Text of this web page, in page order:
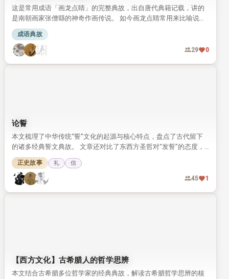
这是常用成语「画龙点睛」的完整典故，出自唐代典籍记载，讲的
是南朝画家张僧繇的神奇作画传说。 如今画龙点睛常用来比喻说
话、写文章时在关键处点明主旨，让内容更传神有力。
成语典故
29 0
论誓
本文梳理了中华传统“誓”文化的起源与核心特点，盘点了古代留下
的诸多经典誓文典故。 文章还对比了东西方圣哲对“发誓”的态度，
发现二者对誓的庄重要求高度契合。
正史故事 礼 信
45 1
【西方文化】古希腊人的哲学思辨
本文结合古希腊多位哲学家的经典典故，解读古希腊哲学思辨的核